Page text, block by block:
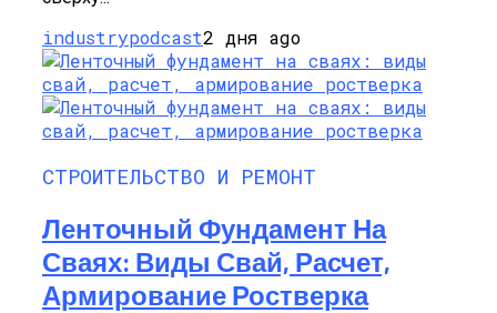
industrypodcast2 дня ago
СТРОИТЕЛЬСТВО И РЕМОНТ
Ленточный Фундамент На
Сваях: Виды Свай, Расчет,
Армирование Ростверка